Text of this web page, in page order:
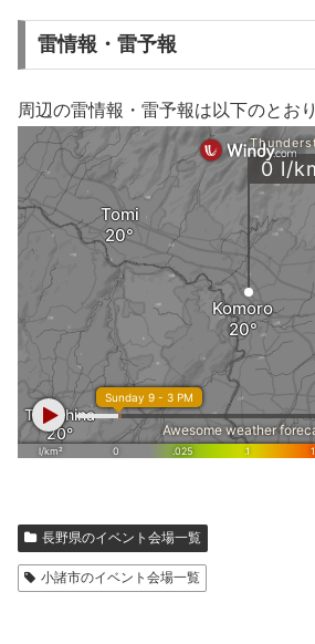
雷情報・雷予報
周辺の雷情報・雷予報は以下のとおり
長野県のイベント会場一覧
小諸市のイベント会場一覧